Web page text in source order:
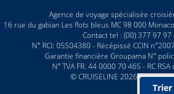
Agence de voyage spécialisée
16 rue du gabian Les flots bleus MC 98 000
Contact tel : (00) 377 97 97
N° RCI: 05S04380 - Récépissé CCIN
Garantie financière Groupama N°
N° TVA FR. 44 0000 70 465 - RC
© CRUISELINE 2026 - all